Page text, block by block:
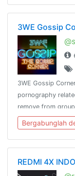
3WE Gossip
3WE Gossip
pornography
remove from
@kristyyx @tiff88
Bergabunglah
REDMI 4X